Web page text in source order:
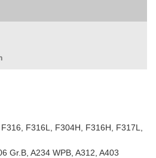
F316L, F304H, F316H, F317L,
Gr.B, A234 WPB, A312, A403